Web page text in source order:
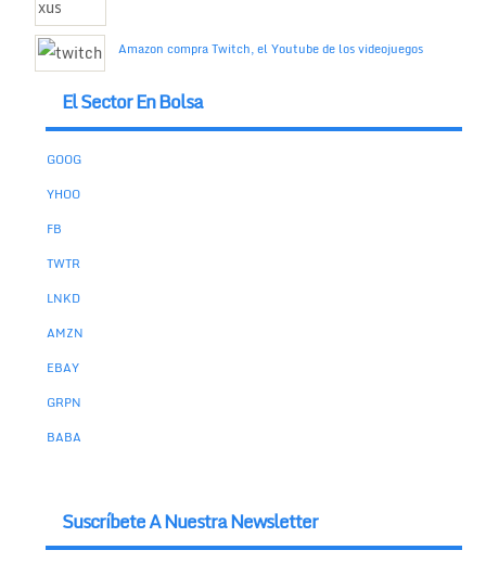
Amazon compra Twitch, el Youtube de los videojuegos
El Sector En Bolsa
GOOG
YHOO
FB
TWTR
LNKD
AMZN
EBAY
GRPN
BABA
Suscríbete A Nuestra Newsletter